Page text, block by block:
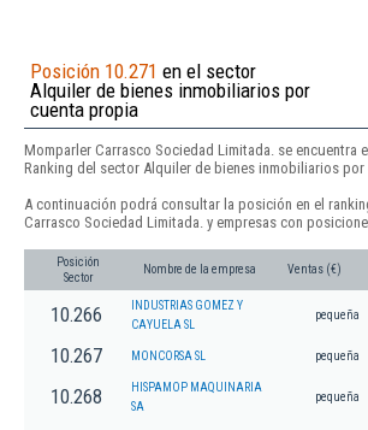
Posición 10.271 en el sector
Alquiler de bienes inmobiliarios por
cuenta propia
Momparler Carrasco Sociedad Limitada. se encuentra
Ranking del sector Alquiler de bienes inmobiliarios por
A continuación podrá consultar la posición en el
Carrasco Sociedad Limitada. y empresas con
Posición
Sector
Nombre de la empresa Ventas (€)
10.266
INDUSTRIAS GOMEZ Y
CAYUELA SL
pequeña
10.267 MONCORSA SL pequeña
10.268
HISPAMOP MAQUINARIA
SA
pequeña